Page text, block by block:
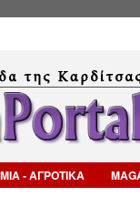
- ΑΓΡΟΤΙΚΑ